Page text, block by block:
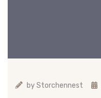
byStorchennest